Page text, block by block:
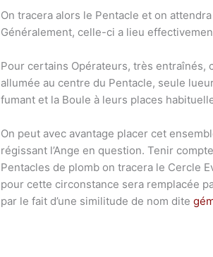
On tracera alors le Pentacle et on
Généralement, celle-ci a lieu
Pour certains Opérateurs, très entraînés,
allumée au centre du Pentacle, seule
fumant et la Boule à leurs places
On peut avec avantage placer cet
régissant l’Ange en question. Tenir
Pentacles de plomb on tracera le Cercle
pour cette circonstance sera remplacée
par le fait d’une similitude de nom dite